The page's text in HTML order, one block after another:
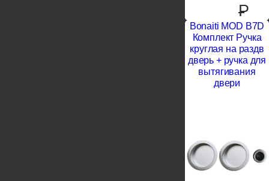
P
Bonaiti MOD B7D
Комплект Ручка
круглая на раздв
дверь + ручка для
вытягивания
двери